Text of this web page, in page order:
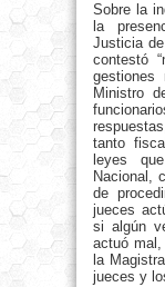
Sobre la
la
Justicia
contestó
gestiones
Ministro
tanto
leyes
Nacional,
de
jueces
si algún
actuó mal,
la
jueces y